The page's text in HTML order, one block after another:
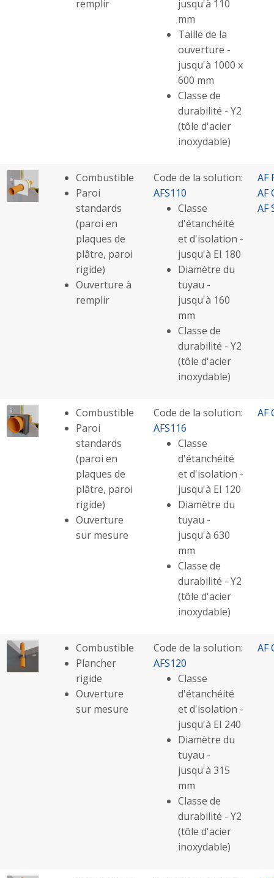
remplir
jusqu'à 110
mm
Taille de la
ouverture -
jusqu'à 1000 x
600 mm
Classe de
durabilité - Y2
(tôle d'acier
inoxydable)
Combustible
Paroi
standards
(paroi en
plaques de
plâtre, paroi
rigide)
Ouverture à
remplir
Code de la solution:
AFS110
Classe
d'étanchéité
et d'isolation -
jusqu'à EI 180
Diamètre du
tuyau -
jusqu'à 160
mm
Classe de
durabilité - Y2
(tôle d'acier
inoxydable)
AF
AF
AF
Combustible
Paroi
standards
(paroi en
plaques de
plâtre, paroi
rigide)
Ouverture
sur mesure
Code de la solution:
AFS116
Classe
d'étanchéité
et d'isolation -
jusqu'à EI 120
Diamètre du
tuyau -
jusqu'à 630
mm
Classe de
durabilité - Y2
(tôle d'acier
inoxydable)
AF
Combustible
Plancher
rigide
Ouverture
sur mesure
Code de la solution:
AFS120
Classe
d'étanchéité
et d'isolation -
jusqu'à EI 240
Diamètre du
tuyau -
jusqu'à 315
mm
Classe de
durabilité - Y2
(tôle d'acier
inoxydable)
AF